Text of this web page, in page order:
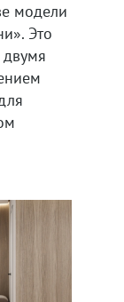
модели
Это